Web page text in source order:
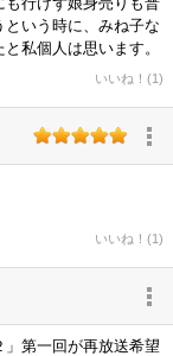
いう時に、みね子な
私個人は思います。
いいね！(1)
いいね！(1)
第一回が再放送希望